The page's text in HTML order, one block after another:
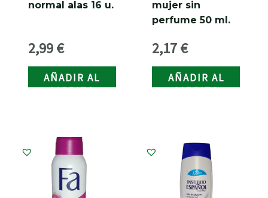
normal alas 16 u.
2,99€
AÑADIR AL
CARRITO
mujer sin
perfume 50 ml.
2,17€
AÑADIR AL
CARRITO